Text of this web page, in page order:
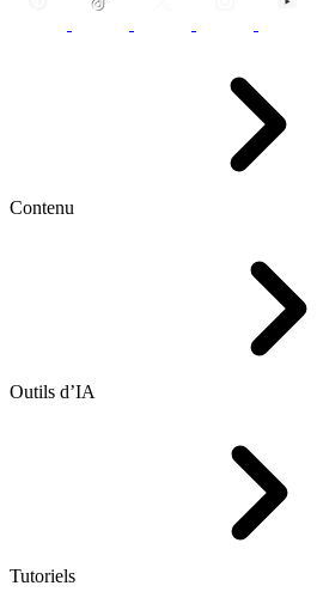
Contenu
Outils d’IA
Tutoriels